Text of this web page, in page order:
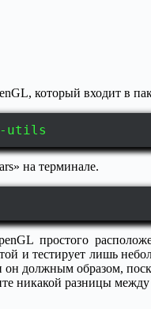
который входит в
utils
на терминале.
простого
и тестирует лишь
он должным образом,
никакой разницы